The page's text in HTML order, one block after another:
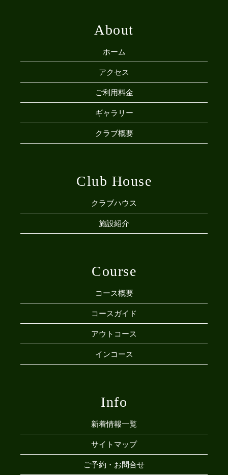
About
ホーム
アクセス
ご利用料金
ギャラリー
クラブ概要
Club House
クラブハウス
施設紹介
Course
コース概要
コースガイド
アウトコース
インコース
Info
新着情報一覧
サイトマップ
ご予約・お問合せ